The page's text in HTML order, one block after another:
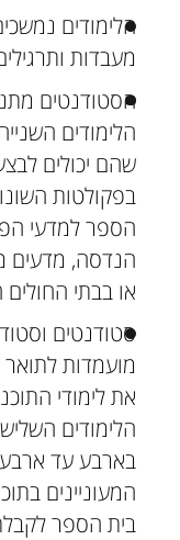
הלימודים
מעבדות
הסטודנטים
הלימודים
שהם יכולים
בפקולטות
הספר למדעי
הנדסה, מדעים
או בבתי
סטודנטים
מועמדות
את לימודי
הלימודים
בארבע עד ארבע
המעוניינים
בית הספר